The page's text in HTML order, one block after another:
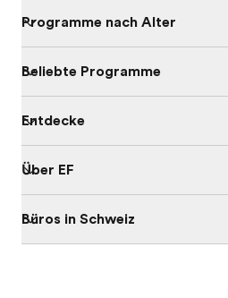
Programme nach Alter
Beliebte Programme
Entdecke
Über EF
Büros in Schweiz